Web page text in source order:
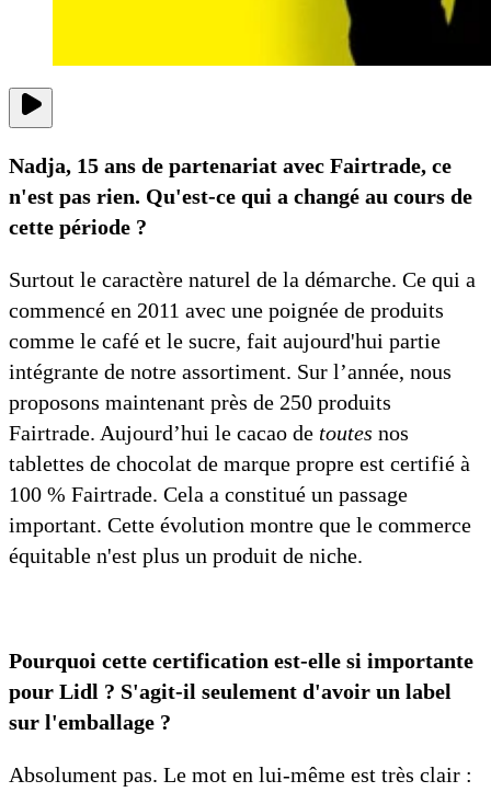
Nadja, 15 ans de partenariat avec Fairtrade, ce
n'est pas rien. Qu'est-ce qui a changé au cours de
cette période ?
Surtout le caractère naturel de la démarche. Ce qui a
commencé en 2011 avec une poignée de produits
comme le café et le sucre, fait aujourd'hui partie
intégrante de notre assortiment. Sur l’année, nous
proposons maintenant près de 250 produits
Fairtrade. Aujourd’hui le cacao de toutes nos
tablettes de chocolat de marque propre est certifié à
100 % Fairtrade. Cela a constitué un passage
important. Cette évolution montre que le commerce
équitable n'est plus un produit de niche.
Pourquoi cette certification est-elle si importante
pour Lidl ? S'agit-il seulement d'avoir un label
sur l'emballage ?
Absolument pas. Le mot en lui-même est très clair :